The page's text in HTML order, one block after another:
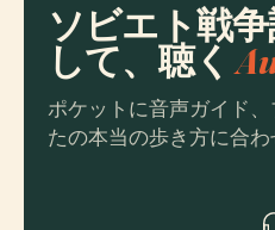
ソビエト戦
して、聴く
ポケットに音声ガイド
たの本当の歩き方に合わ